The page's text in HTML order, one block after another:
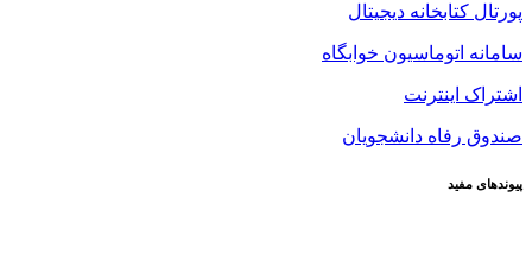
پورتال کتابخانه دیجیتال
سامانه اتوماسیون خوابگاه
اشتراک اینترنت
صندوق رفاه دانشجویان
پیوندهای مفید